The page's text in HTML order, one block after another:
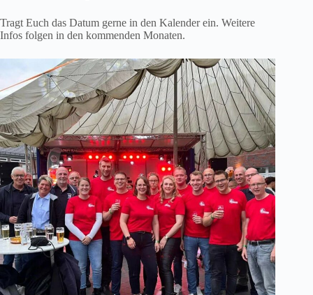
Tragt Euch das Datum gerne in den Kalender ein. Weitere
Infos folgen in den kommenden Monaten.